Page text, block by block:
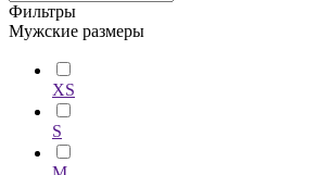
Фильтры
Мужские размеры
XS
S